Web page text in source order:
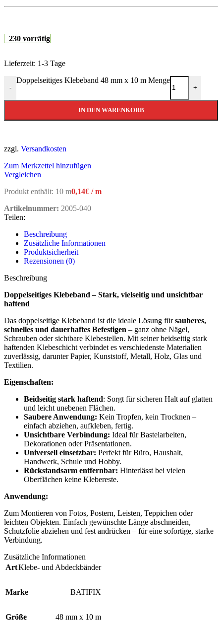
230 vorrätig
Lieferzeit: 1-3 Tage
-
Doppelseitiges Klebeband 48 mm x 10 m Menge
+
IN DEN WARENKORB
zzgl. Versandkosten
Zum Merkzettel hinzufügen
Vergleichen
Produkt enthält: 10 m0,14€ /m
Artikelnummer: 2005-040
Teilen:
Beschreibung
Zusätzliche Informationen
Produktsicherheit
Rezensionen (0)
Beschreibung
Doppelseitiges Klebeband – Stark, vielseitig und unsichtbar
haftend
Das doppelseitige Klebeband ist die ideale Lösung fürsauberes,
schnelles und dauerhaftes Befestigen – ganz ohne Nägel,
Schrauben oder sichtbare Klebestellen. Mit seiner beidseitig stark
haftenden Klebeschicht verbindet es verschiedenste Materialien
zuverlässig, darunter Papier, Kunststoff, Metall, Holz, Glas und
Textilien.
Eigenschaften:
Beidseitig stark haftend: Sorgt für sicheren Halt auf glatten
und leicht unebenen Flächen.
Saubere Anwendung: Kein Tropfen, kein Trocknen –
einfach abziehen, aufkleben, fertig.
Unsichtbare Verbindung: Ideal für Bastelarbeiten,
Dekorationen oder Präsentationen.
Universell einsetzbar: Perfekt für Büro, Haushalt,
Handwerk, Schule und Hobby.
Rückstandsarm entfernbar: Hinterlässt bei vielen
Oberflächen keine Klebereste.
Anwendung:
Zum Montieren von Fotos, Postern, Leisten, Teppichen oder
leichten Objekten. Einfach gewünschte Länge abschneiden,
Schutzfolie abziehen und fest andrücken – für eine sofortige, starke
Verbindung.
Zusätzliche Informationen
ArtKlebe- und Abdeckbänder
Marke BATIFIX
Größe 48 mm x 10 m